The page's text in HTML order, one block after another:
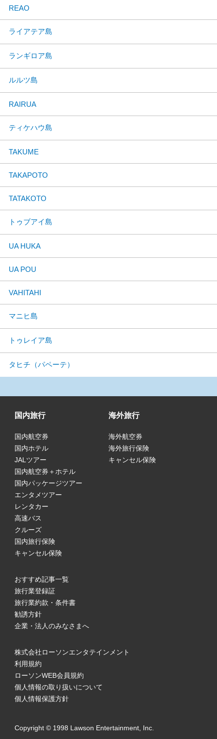
REAO
ライアテア島
ランギロア島
ルルツ島
RAIRUA
ティケハウ島
TAKUME
TAKAPOTO
TATAKOTO
トゥブアイ島
UA HUKA
UA POU
VAHITAHI
マニヒ島
トゥレイア島
タヒチ（パペーテ）
国内旅行
国内航空券
国内ホテル
JALツアー
国内航空券＋ホテル
国内パッケージツアー
エンタメツアー
レンタカー
高速バス
クルーズ
国内旅行保険
キャンセル保険
海外旅行
海外航空券
海外旅行保険
キャンセル保険
おすすめ記事一覧
旅行業登録証
旅行業約款・条件書
勧誘方針
企業・法人のみなさまへ
株式会社ローソンエンタテインメント
利用規約
ローソンWEB会員規約
個人情報の取り扱いについて
個人情報保護方針
Copyright © 1998 Lawson Entertainment, Inc.